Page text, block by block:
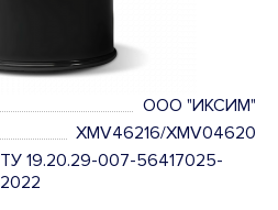
OOO "ИКСИМ"
XMV46216/XMV04620
ТУ 19.20.29-007-56417025-
2022